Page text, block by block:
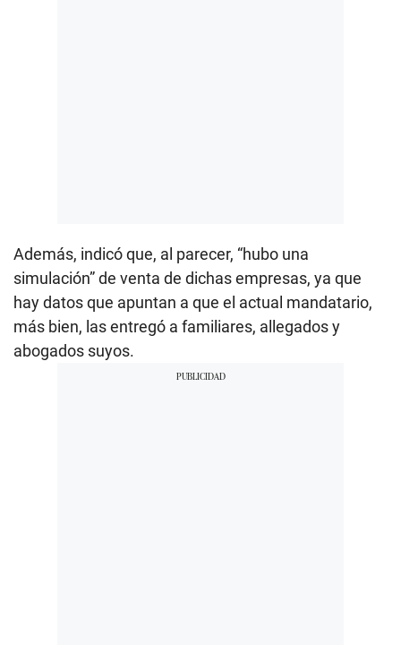
Además, indicó que, al parecer, “hubo una
simulación” de venta de dichas empresas, ya que
hay datos que apuntan a que el actual mandatario,
más bien, las entregó a familiares, allegados y
abogados suyos.